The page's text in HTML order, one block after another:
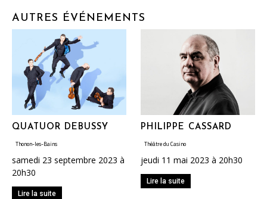
AUTRES ÉVÉNEMENTS
QUATUOR DEBUSSY
Thonon-les-Bains
samedi 23 septembre 2023 à
20h30
Lire la suite
PHILIPPE CASSARD
Théâtre du Casino
jeudi 11 mai 2023 à 20h30
Lire la suite